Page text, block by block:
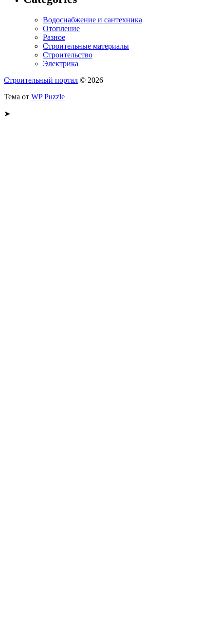
Водоснабжение и сантехника
Отопление
Разное
Строительные материалы
Строительство
Электрика
Строительный портал © 2026
Тема от WP Puzzle
➤